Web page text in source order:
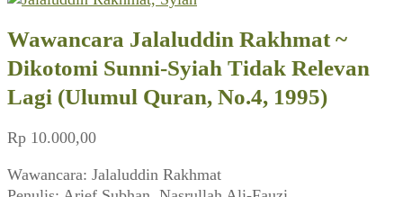
Wawancara Jalaluddin Rakhmat ~
Dikotomi Sunni-Syiah Tidak Relevan
Lagi (Ulumul Quran, No.4, 1995)
Rp 10.000,00
Wawancara: Jalaluddin Rakhmat